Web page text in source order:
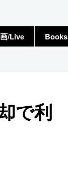
/Live Books
で利